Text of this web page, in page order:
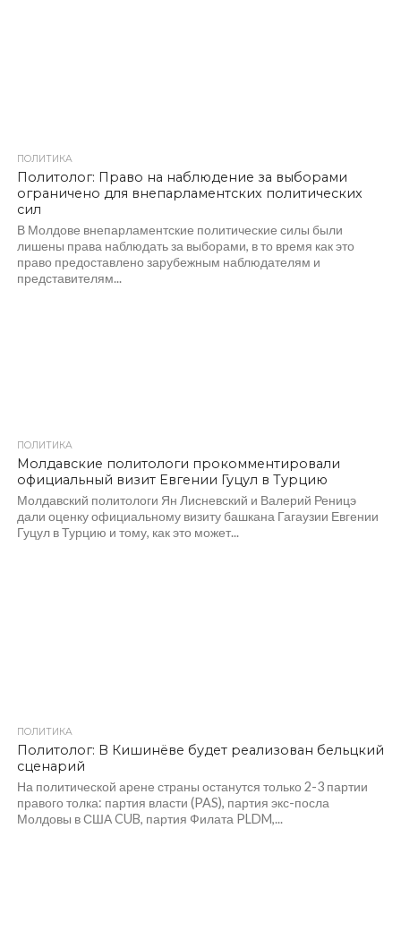
ПОЛИТИКА
Политолог: Право на наблюдение за выборами
ограничено для внепарламентских политических
сил
В Молдове внепарламентские политические силы были
лишены права наблюдать за выборами, в то время как это
право предоставлено зарубежным наблюдателям и
представителям...
ПОЛИТИКА
Молдавские политологи прокомментировали
официальный визит Евгении Гуцул в Турцию
Молдавский политологи Ян Лисневский и Валерий Реницэ
дали оценку официальному визиту башкана Гагаузии Евгении
Гуцул в Турцию и тому, как это может...
ПОЛИТИКА
Политолог: В Кишинёве будет реализован бельцкий
сценарий
На политической арене страны останутся только 2-3 партии
правого толка: партия власти (PAS), партия экс-посла
Молдовы в США CUB, партия Филата PLDM,...